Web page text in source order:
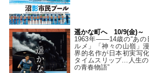
遥かな町へ 10/9(金)～
1963年――14歳の“あの
ルメ」「神々の山嶺」
界的名作が日本初実写
タイムスリップ…人生の
の青春物語”